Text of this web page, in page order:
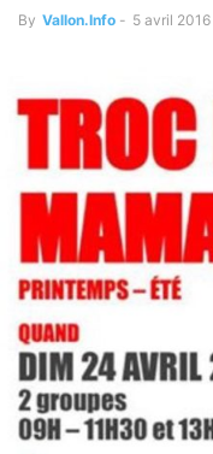
By Vallon.Info - 5 avril 2016